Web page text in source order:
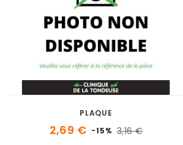
PLAQUE
2,69 € -15% 3,16 €